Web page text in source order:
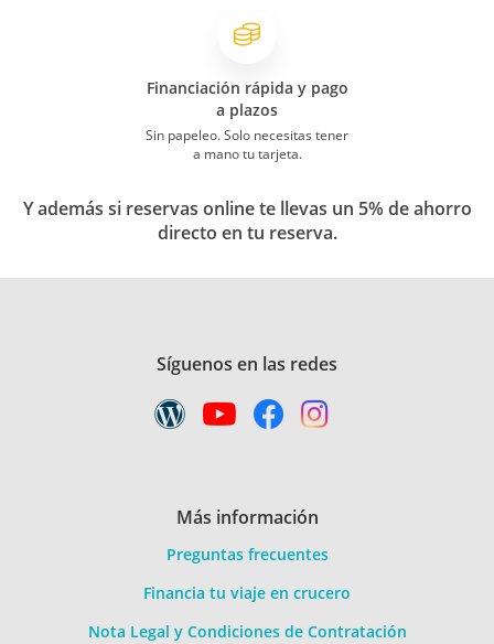
Financiación rápida y pago
a plazos
Sin papeleo. Solo necesitas tener
a mano tu tarjeta.
Y además si reservas online te llevas un 5% de ahorro
directo en tu reserva.
Síguenos en las redes
Más información
Preguntas frecuentes
Financia tu viaje en crucero
Nota Legal y Condiciones de Contratación